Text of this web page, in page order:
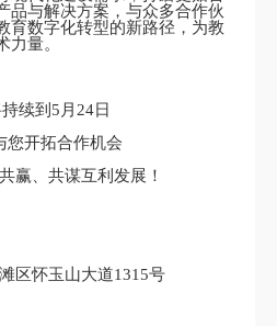
品与解决方案，与众多合作伙
育数字化转型的新路径，为教
力量。
续到5月24日
您开拓合作机会
赢、共谋互利发展！
区怀玉山大道1315号